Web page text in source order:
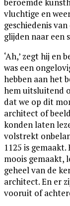
vluchtige en
geschiedenis
glijden naar een
‘Ah,’ zegt hij en
was een
hebben aan het
hem uitsluitend
dat we op dit
architect of
konden laten
volstrekt
1125 is
moois gemaakt,
geheel van de
architect. En er
vooruit of